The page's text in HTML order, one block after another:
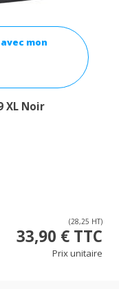
mon
XL Noir
(28,25 HT)
33,90 € TTC
Prix unitaire